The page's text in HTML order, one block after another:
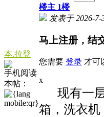
本.拉登
手机阅读
本帖：
楼主 1楼
发表于 2026-7-
马上注册，结
您需要 登录 才可
x
现有一层
箱，洗衣机